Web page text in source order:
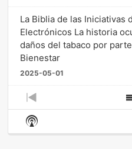
La Biblia de las Iniciativas
Electrónicos La historia
daños del tabaco por
Bienestar
2025-05-01
Previous
Episode
Show
Podcast